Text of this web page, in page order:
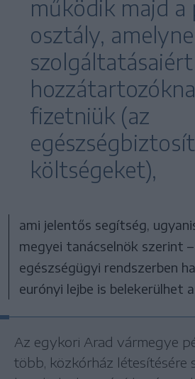
működik majd a
osztály,
fizetniük (az
költségeket),
ami jelentős segítség,
megyei tanácselnök szerint
egészségügyi rendszerben
eurónyi lejbe is belekerülhet
Az egykori Arad vármegye
több, közkórház létesítésére